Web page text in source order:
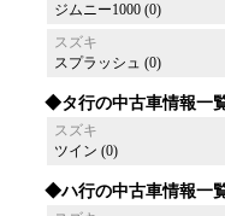
ジムニー1000 (0)
スズキ
スプラッシュ (0)
◆タ行の中古車情報一
スズキ
ツイン (0)
◆ハ行の中古車情報一